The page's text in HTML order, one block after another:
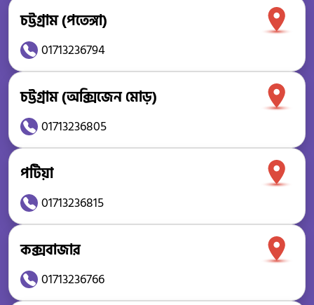
চট্টগ্রাম (পতেঙ্গা)
01713236794
চট্টগ্রাম (অক্সিজেন মোড়)
01713236805
পটিয়া
01713236815
কক্সবাজার
01713236766